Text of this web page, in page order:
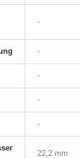
-
-
-
-
-
22,2 mm